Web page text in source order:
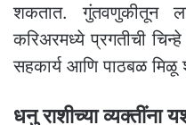
शकतात. गुंतवणुकीतून
करिअरमध्ये प्रगतीची
सहकार्य आणि पाठबळ
धनु राशीच्या व्यक्तींना